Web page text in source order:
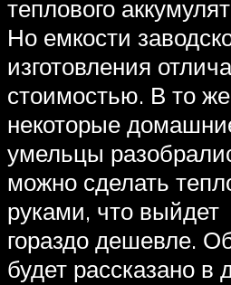
теплового
Но емкости
изготовления
стоимостью. В то
некоторые
умельцы
можно сделать
руками, что выйдет
гораздо дешевле.
будет рассказано в